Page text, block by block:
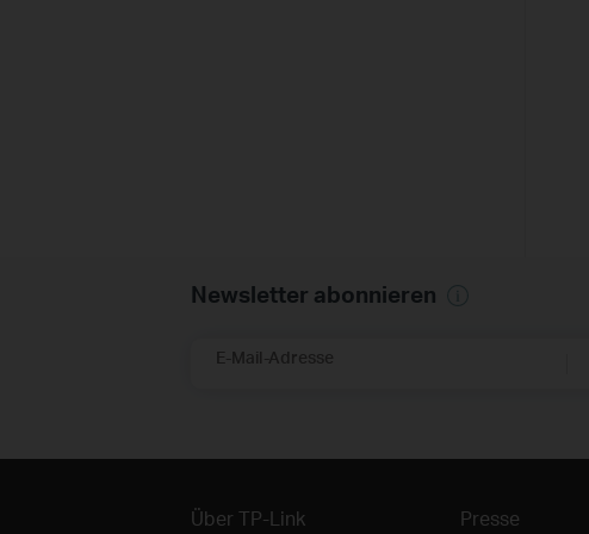
Newsletter abonnieren
E-Mail-Adresse
Über TP-Link Presse